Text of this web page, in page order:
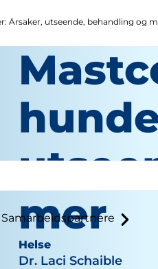
Samarbeidspartnere
Årsaker, utseende, behandling og
mer
Helse
Dr. Laci Schaible